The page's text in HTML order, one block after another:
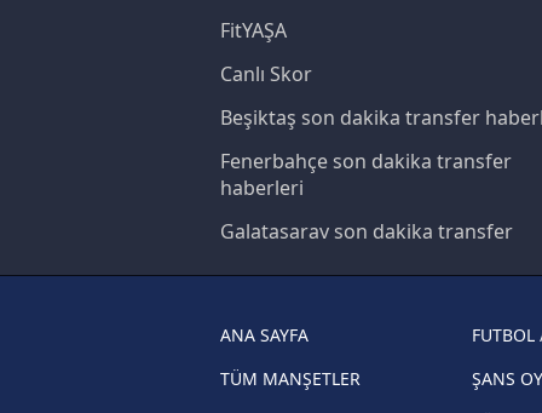
6698 sayılı Kişisel Verilerin
mevzuata uygun olarak
FitYAŞA
Canlı Skor
Beşiktaş son dakika transfer
Fenerbahçe son dakika transfer
haberleri
Galatasaray son dakika transfer
haberleri
Trendyol Süper Lig haberleri
ANA SAYFA
TÜM MANŞETLER
FUTBOL
ŞANS